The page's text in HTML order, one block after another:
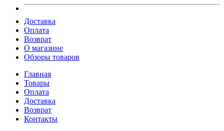
Доставка
Оплата
Возврат
О магазине
Обзоры товаров
Главная
Товары
Оплата
Доставка
Возврат
Контакты